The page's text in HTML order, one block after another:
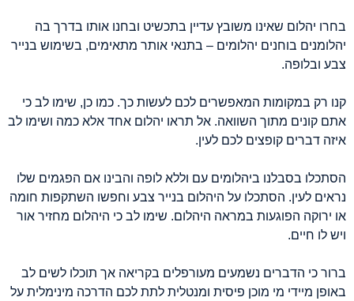
בחרו יהלום שאינו משובץ עדיין בתכשיט ובחנו אותו בדרך בה
יהלומנים בוחנים יהלומים – בתנאי אותר מתאימים, בשימוש בנייר
צבע ובלופה.
קנו רק במקומות המאפשרים לכם לעשות כך. כמו כן, שימו לב כי
אתם קונים מתוך השוואה. אל תראו יהלום אחד אלא כמה ושימו לב
איזה דברים קופצים לכם לעין.
הסתכלו בסבלנו ביהלומים עם וללא לופה והבינו אם הפגמים שלו
נראים לעין. הסתכלו על היהלום בנייר צבע וחפשו השתקפות חומה
או ירוקה הפוגעות במראה היהלום. שימו לב כי היהלום מחזיר אור
ויש לו חיים.
ברור כי הדברים נשמעים מעורפלים בקריאה אך תוכלו לשים לב
באופן מיידי מי מוכן פיסית ומנטלית לתת לכם הדרכה מינימלית על